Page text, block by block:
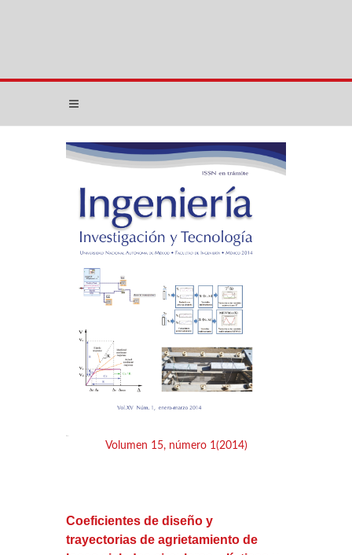
Volumen 15, número 1(2014)
Coeficientes de diseño y
trayectorias de agrietamiento de